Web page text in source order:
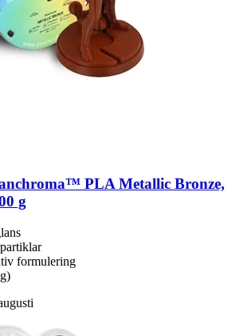
PLA Metallic Bronze,
g
formulering